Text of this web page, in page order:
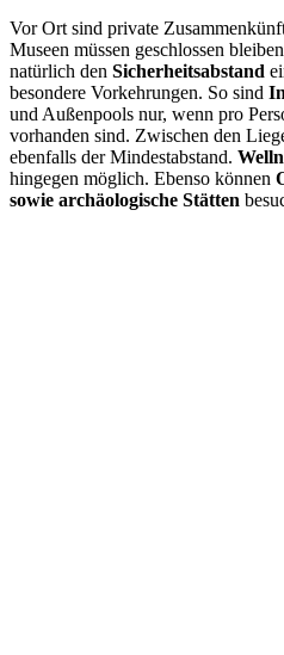
Vor Ort sind private
Museen müssen geschlossen
natürlich den Sicherheitsabstand
besondere Vorkehrungen. So sind
und Außenpools nur, wenn pro
vorhanden sind. Zwischen den
ebenfalls der Mindestabstand.
hingegen möglich. Ebenso können
sowie archäologische Stätten